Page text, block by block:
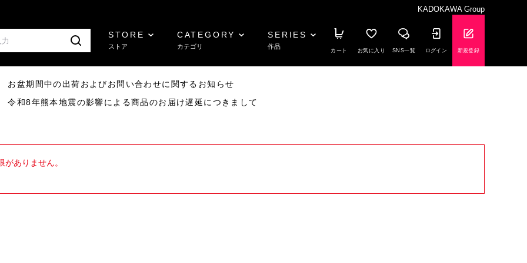
KADOKAWA Group
STORE
ストア
CATEGORY
カテゴリ
SERIES
作品
カート お気に入り SNS一覧 ログイン 新規登録
盆期間中の出荷およびお問い合わせに関するお知らせ
和8年熊本地震の影響による商品のお届け遅延につきまして
ありません。